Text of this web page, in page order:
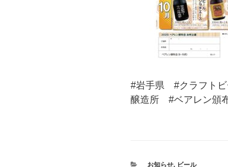
#岩手県 #クラフト
醸造所 #ベアレン頒
カ
お知らせ, ビール